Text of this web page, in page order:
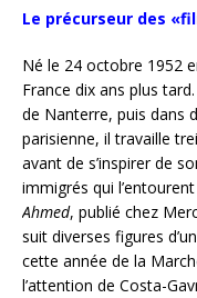
Le précurseur des
Né le 24 octobre 1952
France dix ans plus
de Nanterre, puis dans
parisienne, il travaille
avant de s’inspirer de
immigrés qui
Ahmed, publié chez
suit diverses figures
cette année de la
l’attention de Costa-